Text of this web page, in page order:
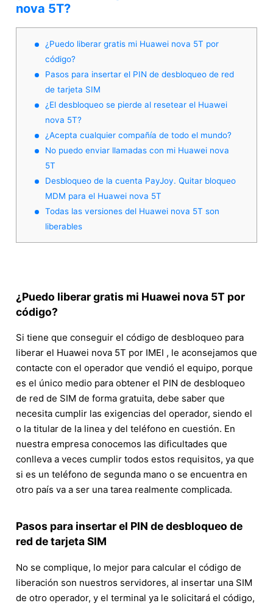
nova 5T?
¿Puedo liberar gratis mi Huawei nova 5T por
código?
Pasos para insertar el PIN de desbloqueo de red
de tarjeta SIM
¿El desbloqueo se pierde al resetear el Huawei
nova 5T?
¿Acepta cualquier compañía de todo el mundo?
No puedo enviar llamadas con mi Huawei nova
5T
Desbloqueo de la cuenta PayJoy. Quitar bloqueo
MDM para el Huawei nova 5T
Todas las versiones del Huawei nova 5T son
liberables
¿Puedo liberar gratis mi Huawei nova 5T por
código?
Si tiene que conseguir el código de desbloqueo para
liberar el Huawei nova 5T por IMEI , le aconsejamos que
contacte con el operador que vendió el equipo, porque
es el único medio para obtener el PIN de desbloqueo
de red de SIM de forma gratuita, debe saber que
necesita cumplir las exigencias del operador, siendo el
o la titular de la linea y del teléfono en cuestión. En
nuestra empresa conocemos las dificultades que
conlleva a veces cumplir todos estos requisitos, ya que
si es un teléfono de segunda mano o se encuentra en
otro país va a ser una tarea realmente complicada.
Pasos para insertar el PIN de desbloqueo de
red de tarjeta SIM
No se complique, lo mejor para calcular el código de
liberación son nuestros servidores, al insertar una SIM
de otro operador, y el terminal ya le solicitará el código,